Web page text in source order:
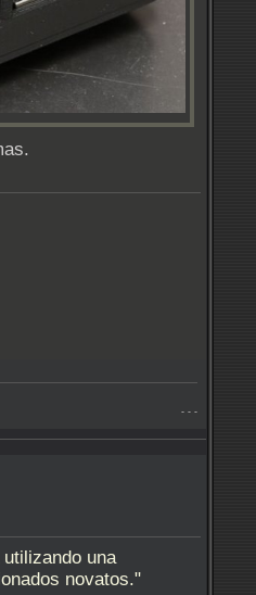
- - -
una
novatos."